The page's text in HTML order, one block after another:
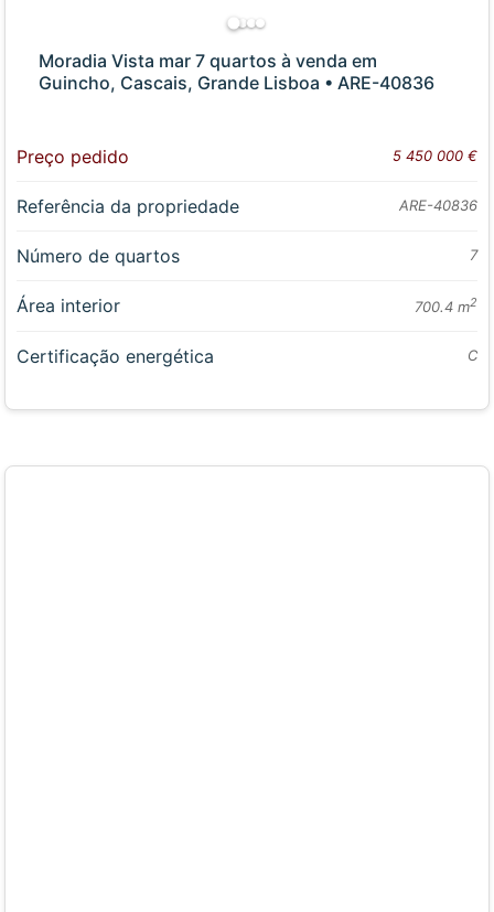
Moradia Vista mar 7 quartos à venda em
Guincho, Cascais, Grande Lisboa • ARE-40836
Preço pedido 5 450 000 €
Referência da propriedade ARE-40836
Número de quartos 7
Área interior 700.4 m2
Certificação energética C